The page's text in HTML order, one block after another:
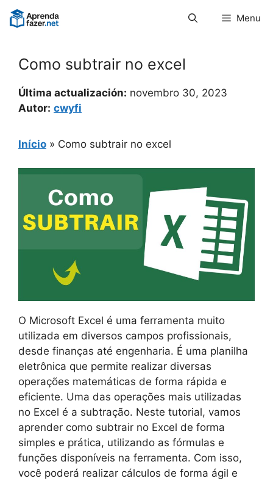
Pular
para
Menu
Como subtrair no excel
Última actualización: novembro 30, 2023
Autor: cwyfi
Início » Como subtrair no excel
O Microsoft Excel é uma ferramenta muito
utilizada em diversos campos profissionais,
desde finanças até engenharia. É uma planilha
eletrônica que permite realizar diversas
operações matemáticas de forma rápida e
eficiente. Uma das operações mais utilizadas
no Excel é a subtração. Neste tutorial, vamos
aprender como subtrair no Excel de forma
simples e prática, utilizando as fórmulas e
funções disponíveis na ferramenta. Com isso,
você poderá realizar cálculos de forma ágil e